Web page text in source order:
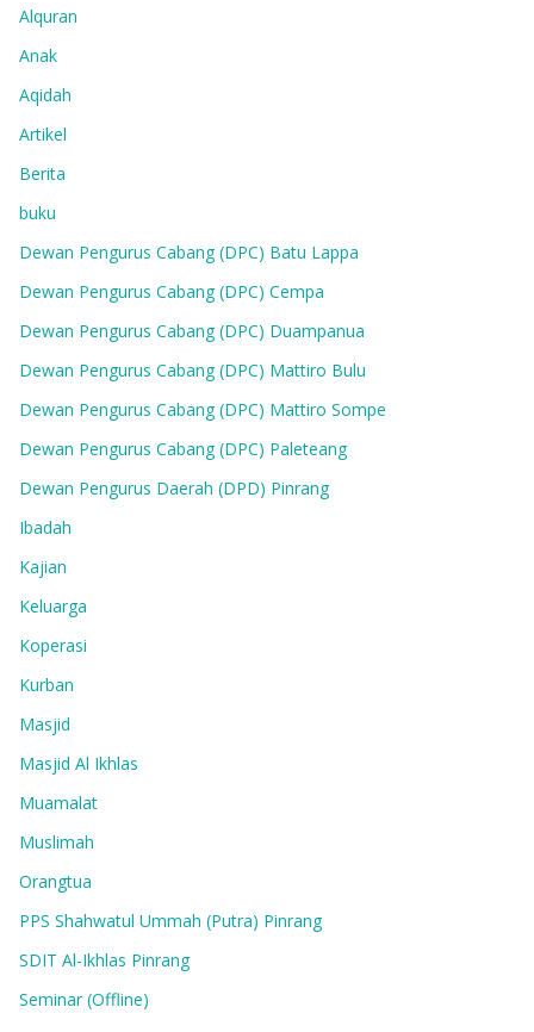
Alquran
Anak
Aqidah
Artikel
Berita
buku
Dewan Pengurus Cabang (DPC) Batu Lappa
Dewan Pengurus Cabang (DPC) Cempa
Dewan Pengurus Cabang (DPC) Duampanua
Dewan Pengurus Cabang (DPC) Mattiro Bulu
Dewan Pengurus Cabang (DPC) Mattiro Sompe
Dewan Pengurus Cabang (DPC) Paleteang
Dewan Pengurus Daerah (DPD) Pinrang
Ibadah
Kajian
Keluarga
Koperasi
Kurban
Masjid
Masjid Al Ikhlas
Muamalat
Muslimah
Orangtua
PPS Shahwatul Ummah (Putra) Pinrang
SDIT Al-Ikhlas Pinrang
Seminar (Offline)